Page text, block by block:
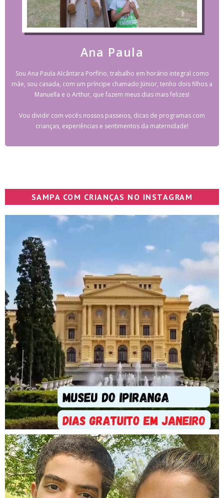
Ana Paula
Sou Ana Paula Alcântara Porfírio, trabalho em horário integral como
mãe, sou casada, com um príncipe chamado Júnior, tenho dois filhos a
Manuella e o Arthur, que fazem meus dias mais felizes!
Vou dividir com vocês nossos passeios, dicas de programas com
crianças, experiências e sentimentos da maternidade!
SAMPA COM CRIANÇAS NO INSTAGRAM